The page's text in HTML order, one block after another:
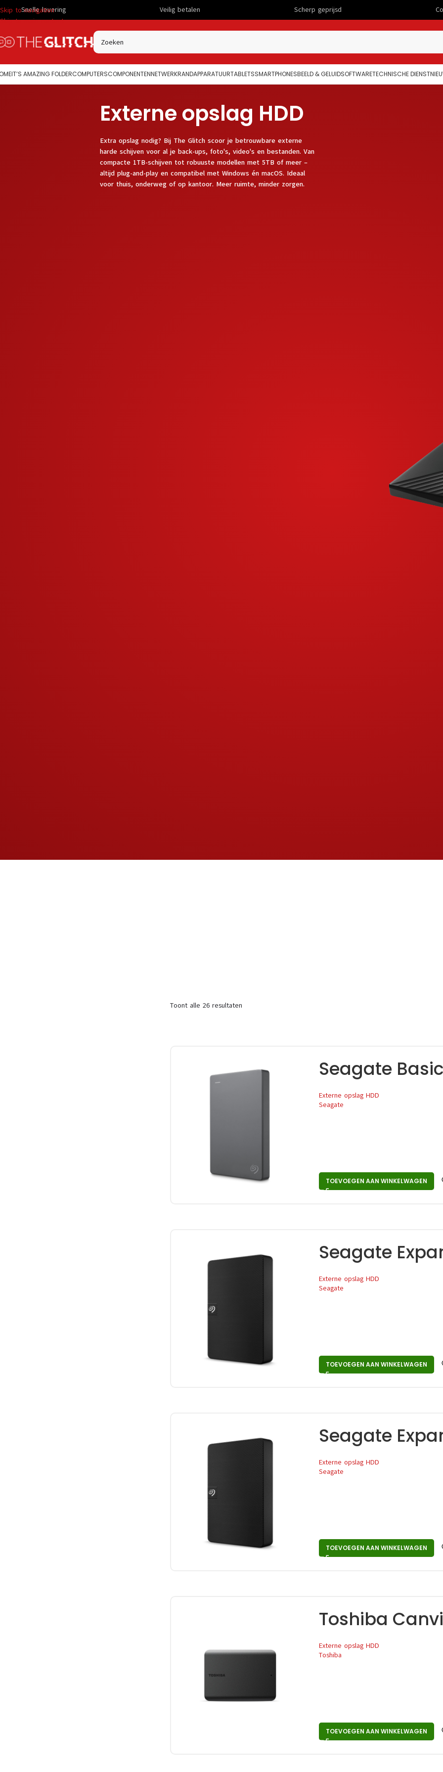
Skip to navigation
Skip to main content
IT’S AMAZING FOLDERCOMPUTERSCOMPONENTENNETWERKRANDAPPARATUURTABLETSSMARTPHONESBEELD & GELUIDSOFTWARETECHNISCHE DIENST
Externe opslag HDD
Extra opslag nodig? Bij The Glitch scoor je betrouwbare externe
harde schijven voor al je back-ups, foto's, video's en bestanden. Van
compacte 1TB-schijven tot robuuste modellen met 5TB of meer –
altijd plug-and-play en compatibel met Windows én macOS. Ideaal
voor thuis, onderweg of op kantoor. Meer ruimte, minder zorgen.
Toont alle 26 resultaten
Seagate Basic
Externe opslag HDD
Seagate
TOEVOEGEN AAN WINKELWAGEN
Seagate
Externe opslag HDD
Seagate
TOEVOEGEN AAN WINKELWAGEN
Seagate
Externe opslag HDD
Seagate
TOEVOEGEN AAN WINKELWAGEN
Toshiba
Externe opslag HDD
Toshiba
TOEVOEGEN AAN WINKELWAGEN